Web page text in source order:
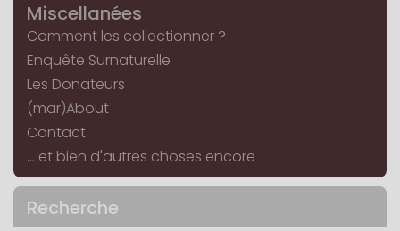
Miscellanées
Comment les collectionner ?
Enquête Surnaturelle
Les Donateurs
(mar)About
Contact
... et bien d'autres choses encore
Recherche